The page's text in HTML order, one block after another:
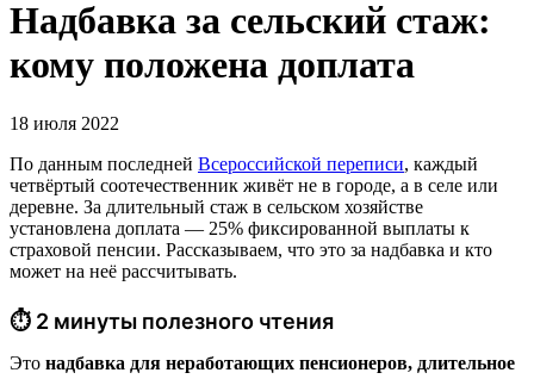
Надбавка за сельский стаж:
кому положена доплата
18 июля 2022
По данным последней Всероссийской переписи, каждый
четвёртый соотечественник живёт не в городе, а в селе или
деревне. За длительный стаж в сельском хозяйстве
установлена доплата — 25% фиксированной выплаты к
страховой пенсии. Рассказываем, что это за надбавка и кто
может на неё рассчитывать.
⏱ 2 минуты полезного чтения
Это надбавка для неработающих пенсионеров, длительное